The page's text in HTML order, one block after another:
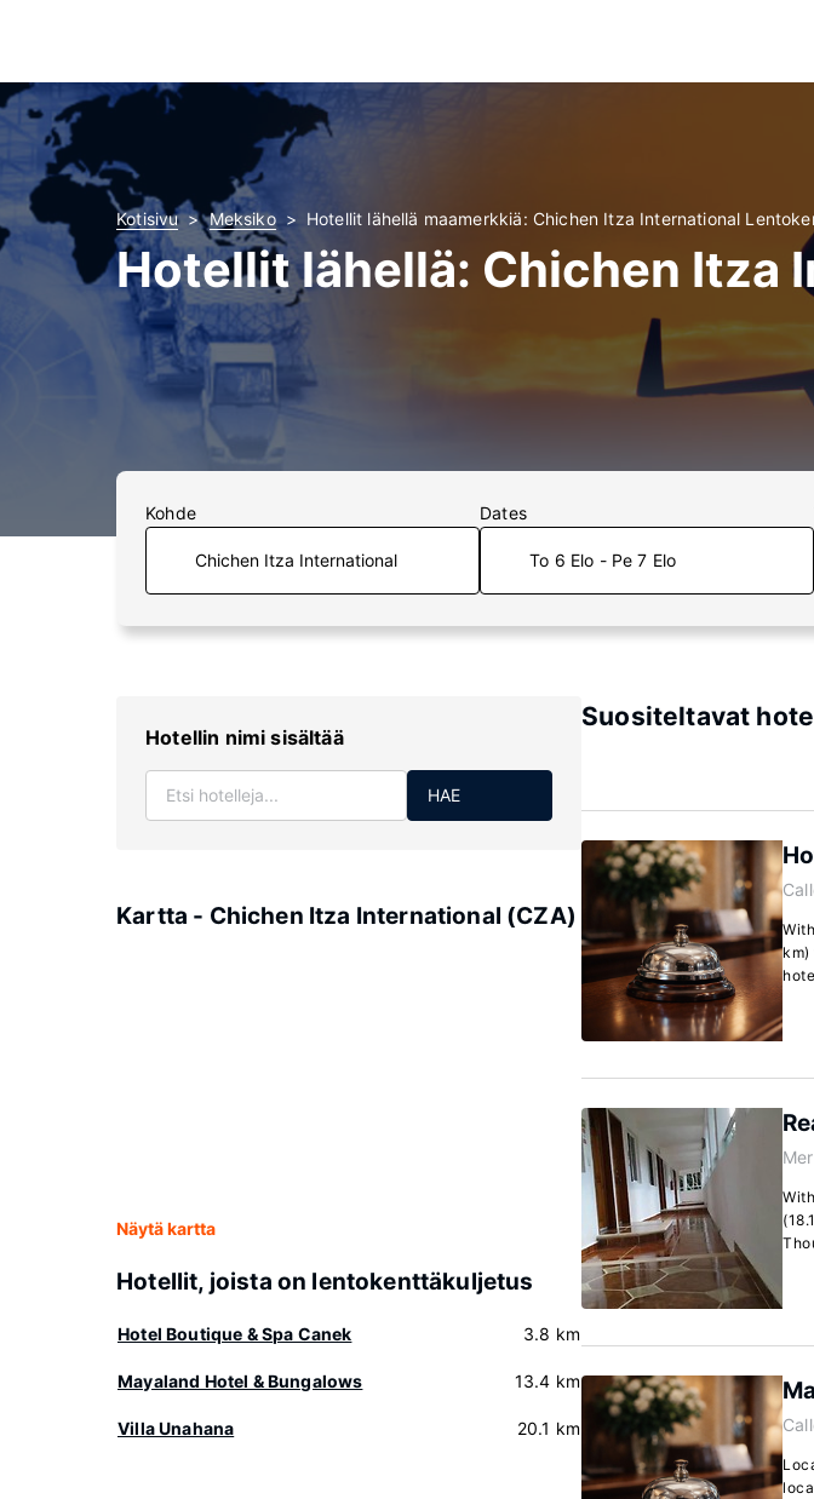
Kotisivu Meksiko Hotellit lähellä maamerkkiä: Chichen Itza International
Hotellit lähellä: Chichen Itza
Kohde Dates
To 6 Elo - Pe 7 Elo
Hotellin nimi sisältää
HAE
Kartta - Chichen Itza International (CZA)
Näytä kartta
Hotellit, joista on lentokenttäkuljetus
Hotel Boutique & Spa Canek 3.8 km
Mayaland Hotel & Bungalows 13.4 km
Villa Unahana 20.1 km
Suositeltavat